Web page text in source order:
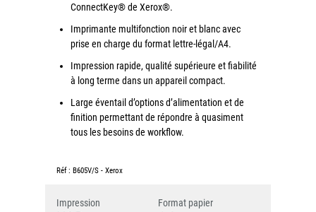
Audit de Sécurité Informatique
Sécurité des Réseaux
Sécurité des périphériques d’impression
Gestion des documents
Mobilité
Service de Gestion d’impression (MPS)
Notre équipe
ConnectKey® de Xerox®.
Imprimante multifonction noir et blanc avec
prise en charge du format lettre-légal/A4.
Impression rapide, qualité supérieure et fiabilité
à long terme dans un appareil compact.
Large éventail d’options d’alimentation et de
finition permettant de répondre à quasiment
tous les besoins de workflow.
Réf : B605V/S - Xerox
Impression Format papier